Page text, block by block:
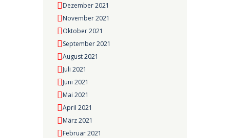
Dezember 2021
November 2021
Oktober 2021
September 2021
August 2021
Juli 2021
Juni 2021
Mai 2021
April 2021
März 2021
Februar 2021